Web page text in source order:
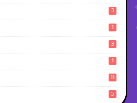
3
1
3
1
11
5